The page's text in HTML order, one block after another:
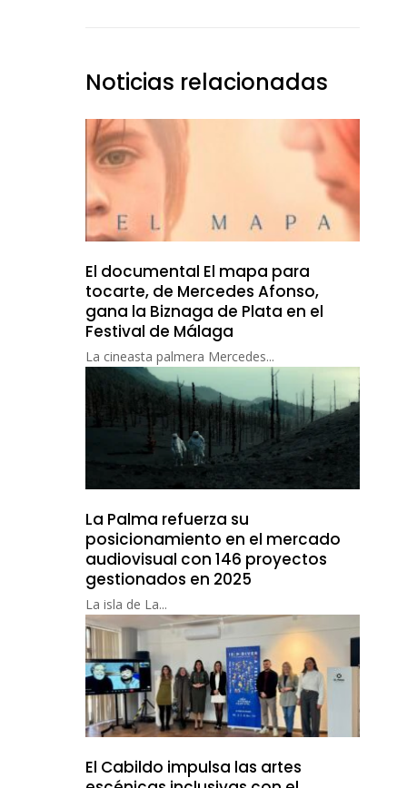
Noticias relacionadas
El documental El mapa para
tocarte, de Mercedes Afonso,
gana la Biznaga de Plata en el
Festival de Málaga
La cineasta palmera Mercedes...
La Palma refuerza su
posicionamiento en el mercado
audiovisual con 146 proyectos
gestionados en 2025
La isla de La...
El Cabildo impulsa las artes